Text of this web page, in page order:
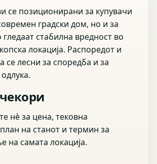
се позиционирани за купувачи
градски дом, но и за
стабилна вредност во
локација. Распоредот и
се лесни за споредба и за
нѐ за цена, тековна
на станот и термин за
на самата локација.